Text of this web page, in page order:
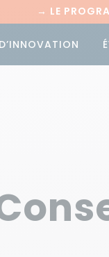
→ LE